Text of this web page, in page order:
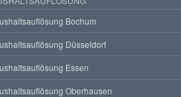
Bochum
Düsseldorf
Essen
Oberhausen